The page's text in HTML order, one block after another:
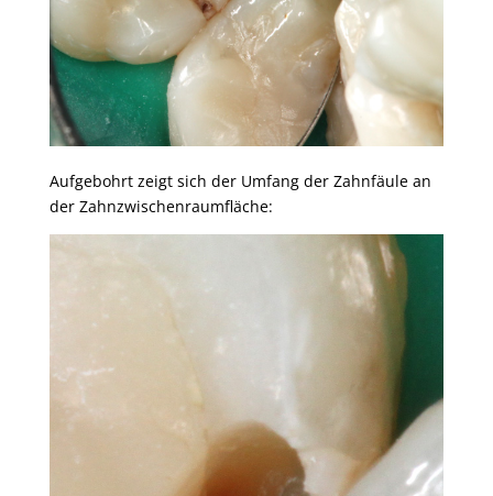
Aufgebohrt zeigt sich der Umfang der Zahnfäule an
der Zahnzwischenraumfläche: